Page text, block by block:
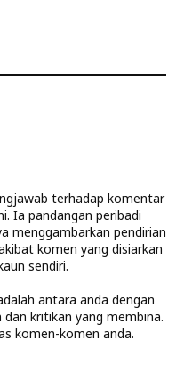
terhadap komentar
Ia pandangan peribadi
menggambarkan pendirian
komen yang disiarkan
sendiri.
antara anda dengan
kritikan yang membina.
komen-komen anda.